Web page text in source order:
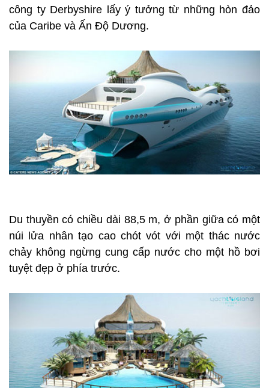
công ty Derbyshire lấy ý tưởng từ những hòn đảo
của Caribe và Ấn Độ Dương.
Du thuyền có chiều dài 88,5 m, ở phần giữa có một
núi lửa nhân tạo cao chót vót với một thác nước
chảy không ngừng cung cấp nước cho một hồ bơi
tuyệt đẹp ở phía trước.